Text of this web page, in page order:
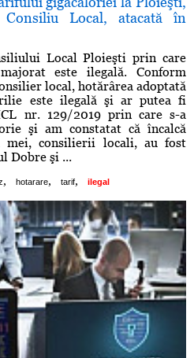
Local, atacată în
Local Ploieşti prin care
este ilegală. Conform
local, hotărârea adoptată
este ilegală şi ar putea fi
nr. 129/2019 prin care s-a
şi am constatat că încalcă
mei, consilierii locali, au fost
Dobre şi ...
, hotarare, tarif, ilegal